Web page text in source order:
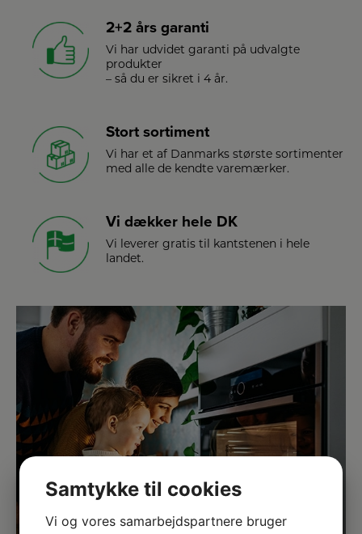
2+2 års garanti
Vi har udvidet garanti på udvalgte
produkter
– så du er sikret i 4 år.
Stort sortiment
Vi har et af Danmarks største sortimenter
med alle de kendte varemærker.
Vi dækker hele DK
Vi leverer gratis til kantstenen i hele
landet.
Samtykke til cookies
Vi og vores samarbejdspartnere bruger